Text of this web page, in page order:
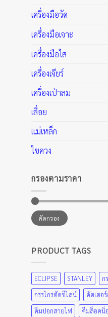
เครื่องมือวัด
เครื่องมือเจาะ
เครื่องมือไส
เครื่องเจียร์
เครื่องเป่าลม
เลื่อย
แม่เหล็ก
ไขควง
กรองตามราคา
ราคา
ต่ำ
สุด
ราคา
สูงสุดคัดกรอง
PRODUCT TAGS
ECLIPSE STANLEY
ก
กรรไกรตัดซีไลน์
คัตเตอ
คีมปอกสายไฟ
คีมล็อคน็